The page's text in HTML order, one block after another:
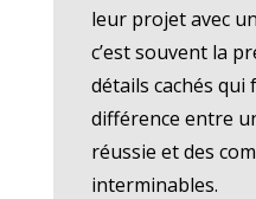
leur projet avec
c’est souvent la
détails cachés qui
différence entre
réussie et des
interminables.